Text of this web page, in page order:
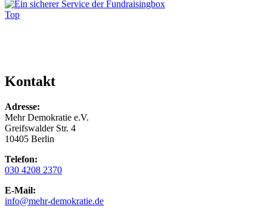
Top
Kontakt
Adresse:
Mehr Demokratie e.V.
Greifswalder Str. 4
10405 Berlin
Telefon:
030 4208 2370
E-Mail:
info@mehr-demokratie.de